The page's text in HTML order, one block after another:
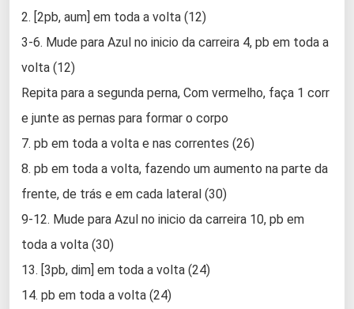
2. [2pb, aum] em toda a volta (12)
3-6. Mude para Azul no inicio da carreira 4, pb em toda a
volta (12)
Repita para a segunda perna, Com vermelho, faça 1 corr
e junte as pernas para formar o corpo
7. pb em toda a volta e nas correntes (26)
8. pb em toda a volta, fazendo um aumento na parte da
frente, de trás e em cada lateral (30)
9-12. Mude para Azul no inicio da carreira 10, pb em
toda a volta (30)
13. [3pb, dim] em toda a volta (24)
14. pb em toda a volta (24)